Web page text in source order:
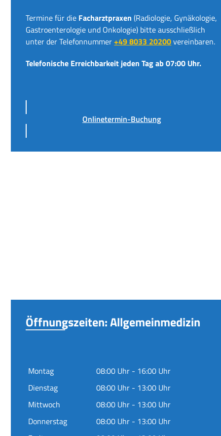
Termine für die Facharztpraxen (Radiologie, Gynäkologie,
Gastroenterologie und Onkologie) bitte ausschließlich
unter der Telefonnummer+49 8033 20200vereinbaren.
Telefonische Erreichbarkeit jeden Tag ab 07:00 Uhr.
Onlinetermin-Buchung
Öffnungszeiten: Allgemeinmedizin
Montag
08:00 Uhr - 16:00 Uhr
Dienstag
08:00 Uhr - 13:00 Uhr
Mittwoch
08:00 Uhr - 13:00 Uhr
Donnerstag
08:00 Uhr - 13:00 Uhr